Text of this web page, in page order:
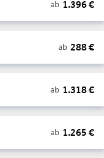
ab 1.396€
ab 288€
ab 1.318€
ab 1.265 €